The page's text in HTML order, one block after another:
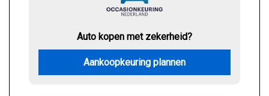
Auto kopen met zekerheid?
Aankoopkeuring plannen